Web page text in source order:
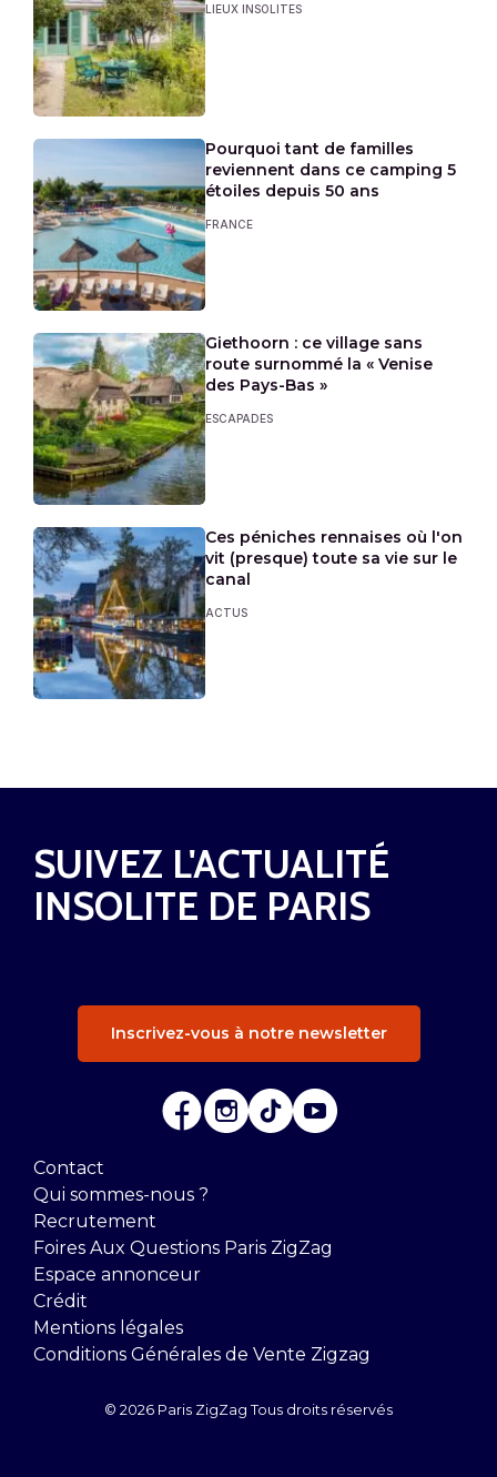
LIEUX INSOLITES
Pourquoi tant de familles
reviennent dans ce camping 5
étoiles depuis 50 ans
FRANCE
Giethoorn : ce village sans
route surnommé la « Venise
des Pays-Bas »
ESCAPADES
Ces péniches rennaises où l'on
vit (presque) toute sa vie sur le
canal
ACTUS
SUIVEZ L'ACTUALITÉ
INSOLITE DE PARIS
Inscrivez-vous à notre newsletter
Contact
Qui sommes-nous ?
Recrutement
Foires Aux Questions Paris ZigZag
Espace annonceur
Crédit
Mentions légales
Conditions Générales de Vente Zigzag
© 2026 Paris ZigZag Tous droits réservés